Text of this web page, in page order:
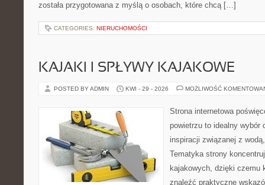
została przygotowana z myślą o osobach, które chcą […]
CATEGORIES: NIERUCHOMOŚCI
KAJAKI I SPŁYWY KAJAKOWE
POSTED BY ADMIN KWI - 29 - 2026 MOŻLIWOŚĆ
Strona internetowa
powietrzu to idealny wybór
inspiracji związanej z
Tematyka strony
kajakowych, dzięki czemu
znaleźć praktyczne